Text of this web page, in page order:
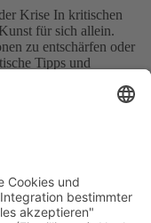
Krise In kritischen
für sich allein.
zu entschärfen oder
Tipps und
Marco Cortesi und